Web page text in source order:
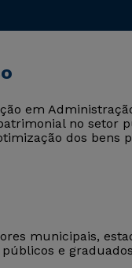
em
no setor
dos bens
municipais,
e